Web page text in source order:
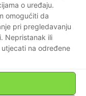
o uređaju.
omogućiti da
pri pregledavanju
Nepristanak ili
na određene
o privatnosti
by TagDiv